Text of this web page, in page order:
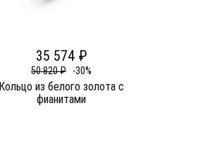
35 574 ₽
50 820 ₽ -30%
Кольцо из белого золота c
фианитами